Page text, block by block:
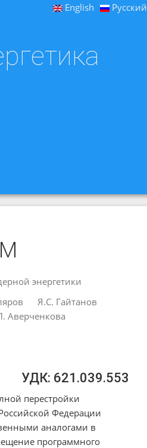
English Русский
энергетики
Я.С. Гайтанов
Аверченкова
УДК: 621.039.553
перестройки
Федерации
аналогами в
программного